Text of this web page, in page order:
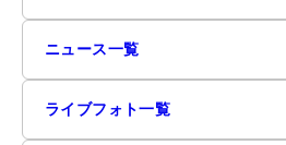
ニュース一覧
ライブフォト一覧